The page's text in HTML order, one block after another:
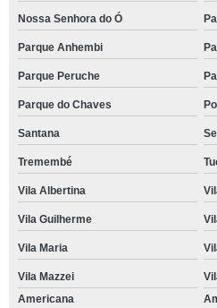
Nossa Senhora do Ó
Parque Anhembi
Parque Peruche
Parque do Chaves
Santana
Tremembé
Vila Albertina
Vila Guilherme
Vila Maria
Vila Mazzei
Americana